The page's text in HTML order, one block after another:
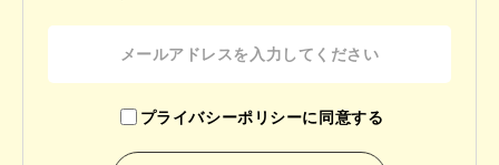
プライバシーポリシーに同意する